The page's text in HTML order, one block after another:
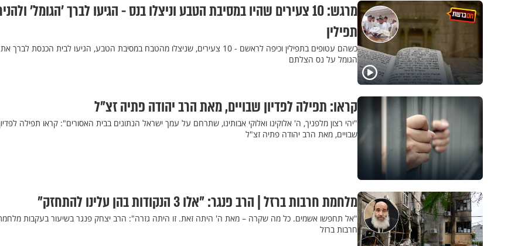
מרגש: 10 צעירים שהיו במסיבת הטבע וניצלו בנס - הגיעו לברך 'הגומל'
תפילין
כשהם עטופים בתפילין וכיפה לראשם - 10 צעירים, שניצלו מהטבח במסיבת הטבע, הגיעו לבית הכנסת
הגומל על נס הצלתם
קראו: תפילה לפדיון שבויים, מאת הרב יהודה פתיה זצ"ל
"יהי רצון מלפניך, ה' אלוקינו ואלוקי אבותינו, שתרחם על עמך ישראל הנתונים בבית האסורים": קראו תפילה
שבויים, מאת הרב יהודה פתיה זצ"ל
מלחמת חרבות ברזל | הרב פנגר: "אלו 3 הנקודות בהן עלינו להתחזק"
"אל תחפשו אשמים. כל מה שקרה – מאת ה' היתה זאת. זו היתה גזרה": הרב יצחק פנגר בשיעור בעקבות
חרבות ברזל